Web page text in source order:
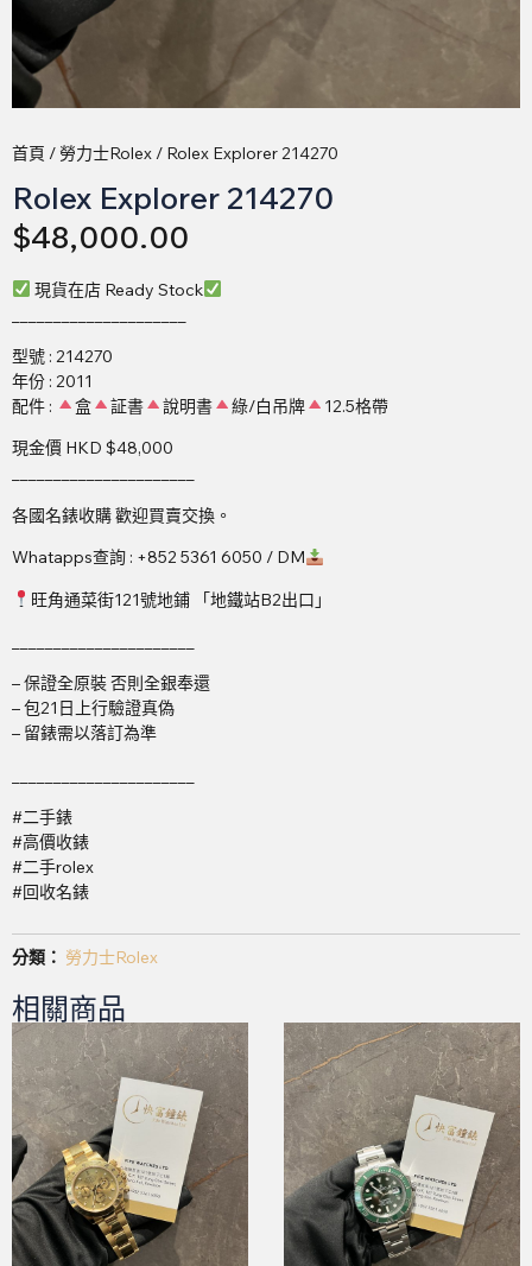
首頁 /勞力士Rolex / Rolex Explorer 214270
Rolex Explorer 214270
$48,000.00
現貨在店 Ready Stock
型號 : 214270
年份 : 2011
配件 :
盒 証書 說明書 綠/白吊牌
12.5格帶
現金價 HKD $48,000
各國名錶收購 歡迎買賣交換。
Whatapps查詢 : +852 5361 6050 / DM
旺角通菜街121號地鋪 「地鐵站B2出口」
– 保證全原裝 否則全銀奉還
– 包21日上行驗證真偽
– 留錶需以落訂為準
#二手錶
#高價收錶
#二手rolex
#回收名錶
分類： 勞力士Rolex
相關商品